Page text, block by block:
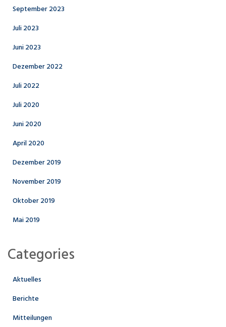
September 2023
Juli 2023
Juni 2023
Dezember 2022
Juli 2022
Juli 2020
Juni 2020
April 2020
Dezember 2019
November 2019
Oktober 2019
Mai 2019
Categories
Aktuelles
Berichte
Mitteilungen